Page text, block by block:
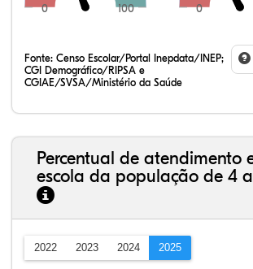
0 100 0
Fonte: Censo Escolar/Portal Inepdata/INEP;
CGI Demográfico/RIPSA e
CGIAE/SVSA/Ministério da Saúde
Percentual de atendimento
escola da população de 4
2022 2023 2024 2025